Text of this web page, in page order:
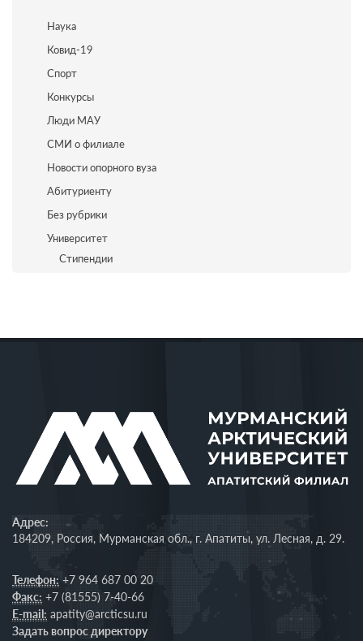
Наука
Ковид-19
Спорт
Конкурсы
Люди МАУ
СМИ о филиале
Новости опорного вуза
Абитуриенту
Без рубрики
Университет
Стипендии
Адрес:
184209, Россия, Мурманская обл., г. Апатиты, ул. Лесная, д. 29.
Телефон: +7 964 687 00 20
Факс: +7 (81555) 7-40-66
E-mail: apatity@arcticsu.ru
Задать вопрос директору